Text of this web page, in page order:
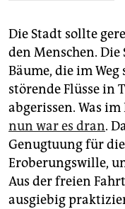
Die Stadt sollte
den Menschen.
Bäume, die im
störende Flüsse in
abgerissen. Was
nun war es dran.
Genugtuung für
Eroberungswille,
Aus der freien
ausgiebig